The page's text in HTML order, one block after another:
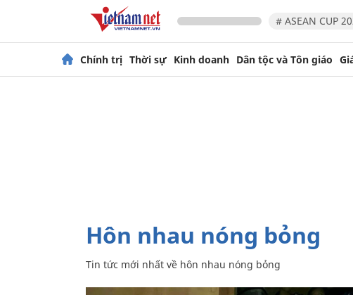
# ASEAN CUP
Chính trị Thời sự Kinh doanh Dân tộc và Tôn giáo
hôn nhau nóng bỏng
Tin tức mới nhất về hôn nhau nóng bỏng